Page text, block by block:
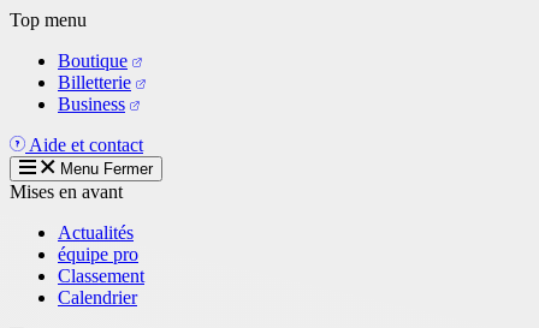
Aller
contenu
principal
Top menu
Boutique
Billetterie
Business
Aide et contact
Menu Fermer
Mises en avant
Actualités
équipe pro
Classement
Calendrier